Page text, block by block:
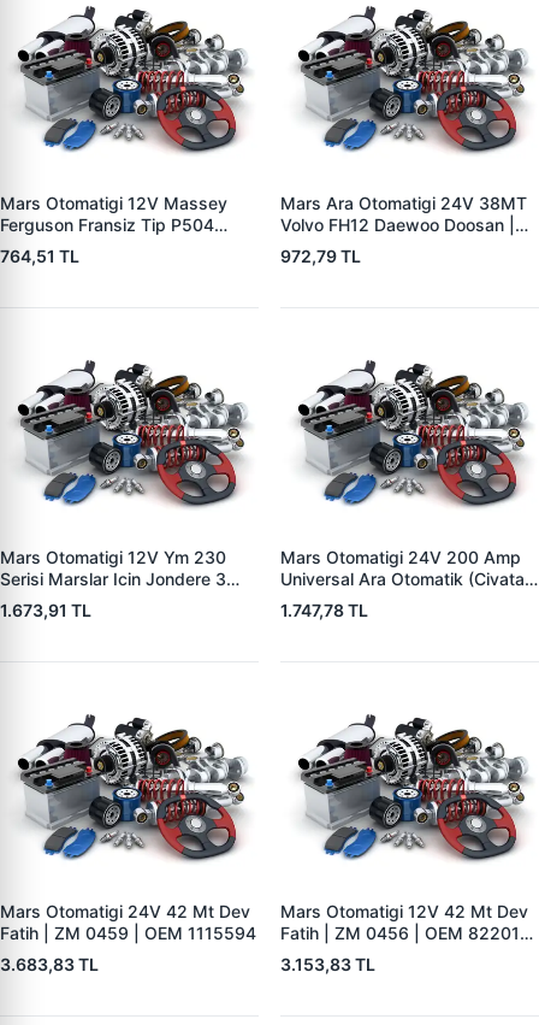
Mars Otomatigi 12V Massey
Ferguson Fransiz Tip P504
P505 Xxx | ZM 0560
764,51 TL
Mars Ara Otomatigi 24V 38MT
Volvo FH12 Daewoo Doosan |
ZM 4409 | OEM 10512097
972,79 TL
Mars Otomatigi 12V Ym 230
Serisi Marslar Icin Jondere 3
Delik | ZM 1653 | OEM
RE503357
1.673,91 TL
Mars Otomatigi 24V 200 Amp
Universal Ara Otomatik (Civatali)
| ZM 1404
1.747,78 TL
Mars Otomatigi 24V 42 Mt Dev
Fatih | ZM 0459 | OEM 1115594
3.683,83 TL
Mars Otomatigi 12V 42 Mt Dev
Fatih | ZM 0456 | OEM 82201-
5004 V1117553
2132X10456393
3.153,83 TL